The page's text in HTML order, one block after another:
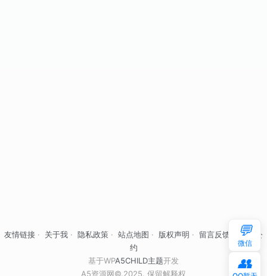
友情链接 · 关于我 · 隐私政策 · 站点地图 · 版权声明 · 留言反馈
自律公
约
基于WPA5CHILD主题开发
A5资源网©.2025. 保留解释权
💬
微信
👥